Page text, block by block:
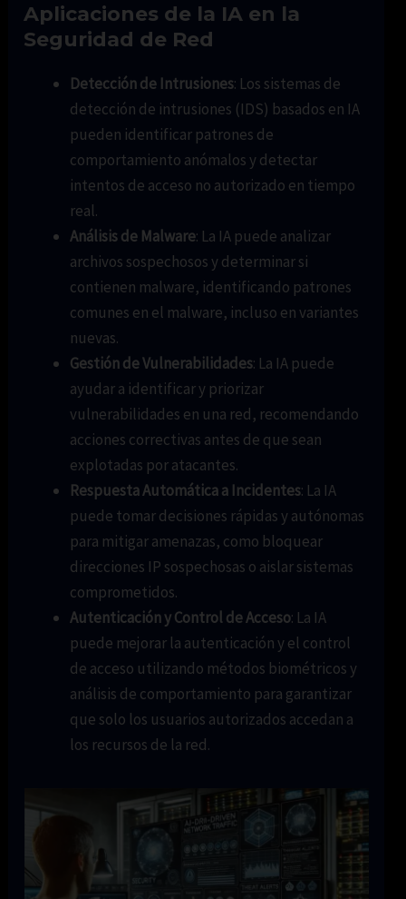
Aplicaciones de la IA en la
Seguridad de Red
Detección de Intrusiones: Los sistemas de
detección de intrusiones (IDS) basados en IA
pueden identificar patrones de
comportamiento anómalos y detectar
intentos de acceso no autorizado en tiempo
real.
Análisis de Malware: La IA puede analizar
archivos sospechosos y determinar si
contienen malware, identificando patrones
comunes en el malware, incluso en variantes
nuevas.
Gestión de Vulnerabilidades: La IA puede
ayudar a identificar y priorizar
vulnerabilidades en una red, recomendando
acciones correctivas antes de que sean
explotadas por atacantes.
Respuesta Automática a Incidentes: La IA
puede tomar decisiones rápidas y autónomas
para mitigar amenazas, como bloquear
direcciones IP sospechosas o aislar sistemas
comprometidos.
Autenticación y Control de Acceso: La IA
puede mejorar la autenticación y el control
de acceso utilizando métodos biométricos y
análisis de comportamiento para garantizar
que solo los usuarios autorizados accedan a
los recursos de la red.